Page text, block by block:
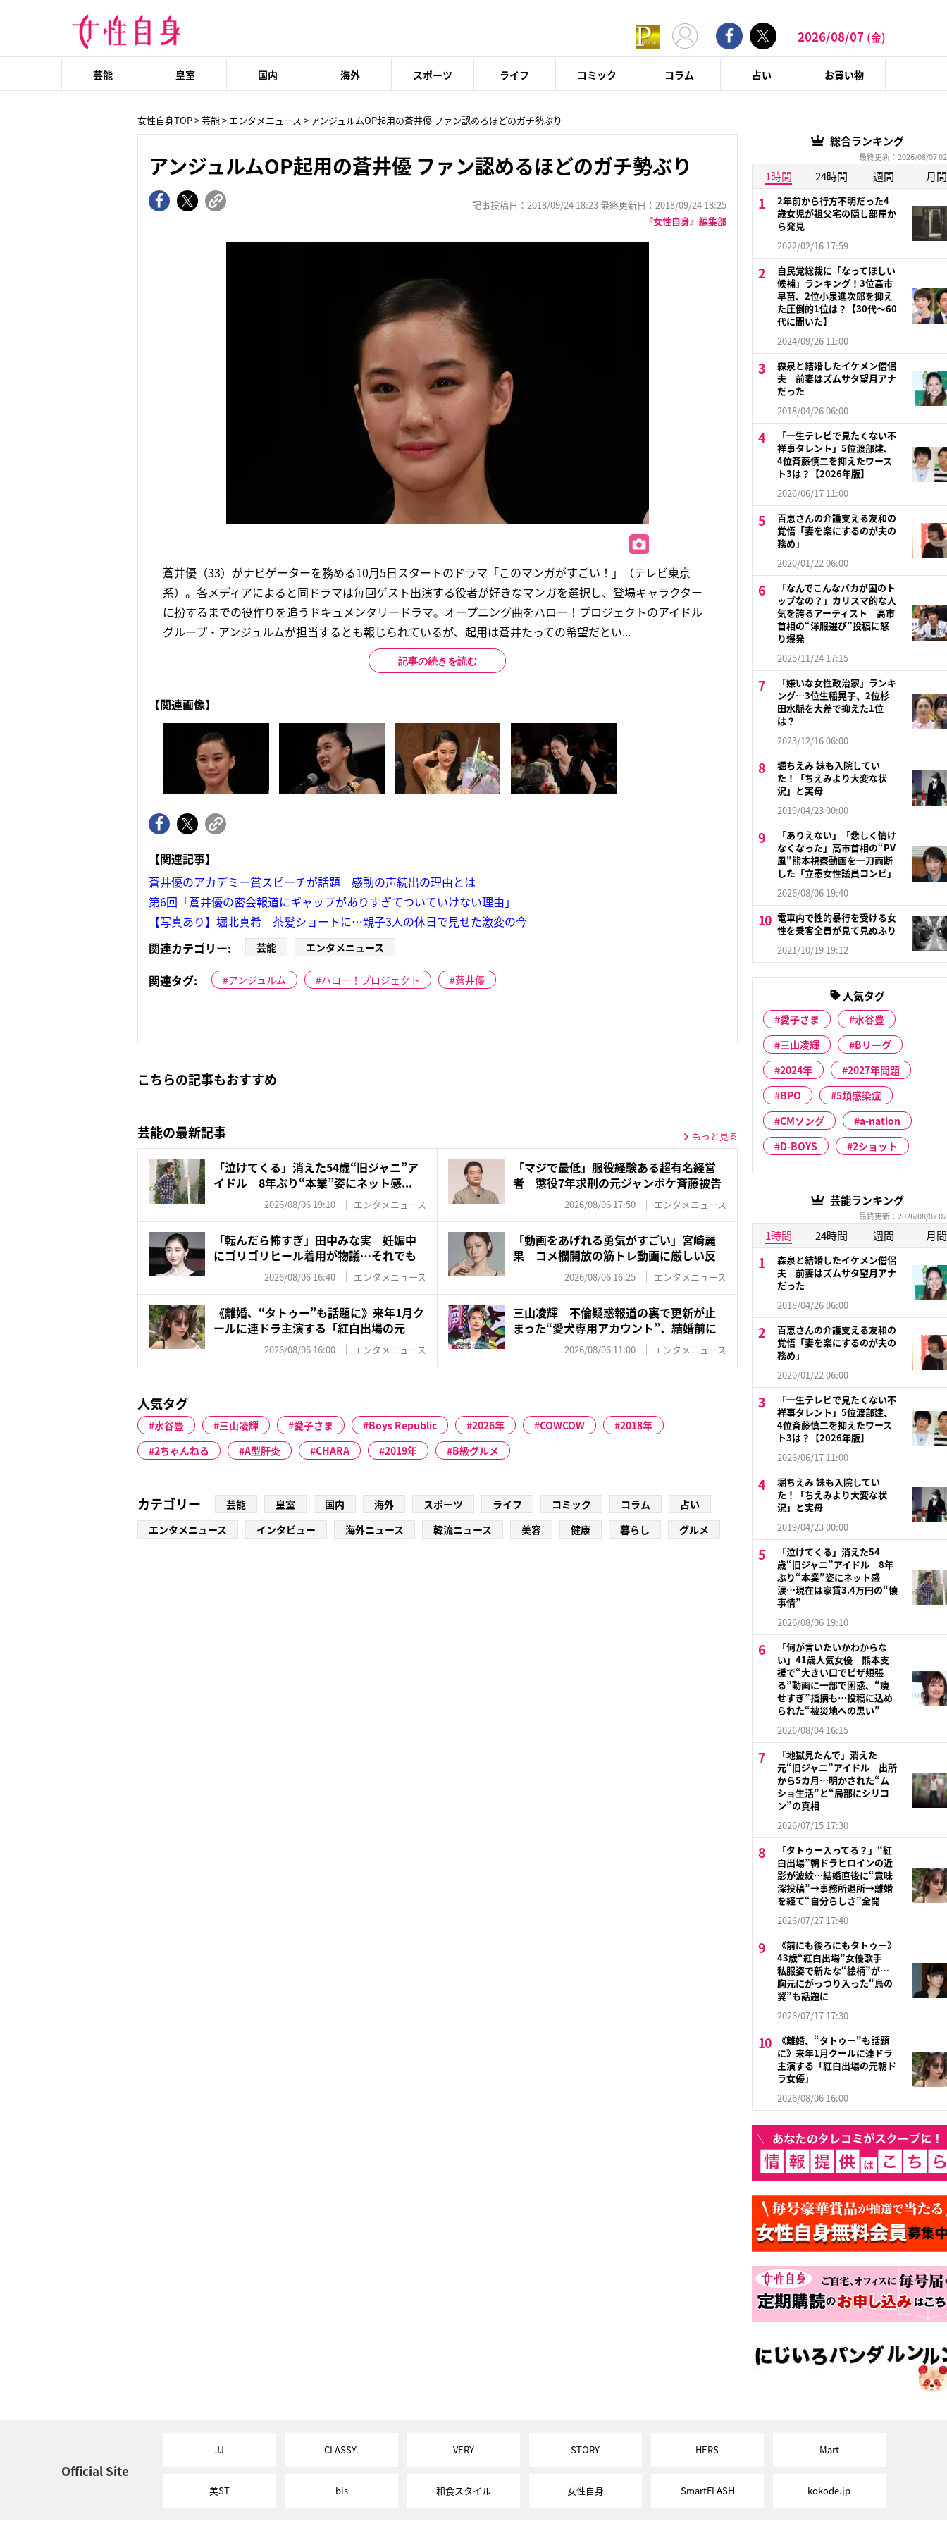
2026/08/07 (金)
芸能 皇室 国内 海外 スポーツ ライフ コミック コラム 占い お買い物
女性自身TOP>芸能> エンタメニュース > アンジュルムOP起用の蒼井優 ファン認めるほどのガチ勢ぶり
アンジュルムOP起用の蒼井優 ファン認めるほどのガチ勢ぶり
記事投稿日：2018/09/24 18:23 最終更新日：2018/09/24 18:25
『女性自身』編集部
蒼井優（33）がナビゲーターを務める10月5日スタートのドラマ「このマンガがすごい！」（テレビ東京
系）。各メディアによると同ドラマは毎回ゲスト出演する役者が好きなマンガを選択し、登場キャラクター
に扮するまでの役作りを追うドキュメンタリードラマ。オープニング曲をハロー！プロジェクトのアイドル
グループ・アンジュルムが担当するとも報じられているが、起用は蒼井たっての希望だとい...
記事の続きを読む
【関連画像】
【関連記事】
蒼井優のアカデミー賞スピーチが話題 感動の声続出の理由とは
第6回「蒼井優の密会報道にギャップがありすぎてついていけない理由」
【写真あり】堀北真希 茶髪ショートに…親子3人の休日で見せた激変の今
関連カテゴリー:
芸能 エンタメニュース
関連タグ: アンジュルム ハロー！プロジェクト 蒼井優
こちらの記事もおすすめ
芸能の最新記事 もっと見る
「泣けてくる」消えた54歳“旧ジャニ”ア
イドル 8年ぶり“本業”姿にネット感...
2026/08/06 19:10 エンタメニュース
「マジで最低」服役経験ある超有名経営
者 懲役7年求刑の元ジャンポケ斉藤被告
2026/08/06 17:50 エンタメニュース
「転んだら怖すぎ」田中みな実 妊娠中
にゴリゴリヒール着用が物議…それでも
2026/08/06 16:40 エンタメニュース
「動画をあげれる勇気がすごい」宮崎麗
果 コメ欄開放の筋トレ動画に厳しい反
2026/08/06 16:25 エンタメニュース
《離婚、“タトゥー”も話題に》来年1月ク
ールに連ドラ主演する「紅白出場の元
2026/08/06 16:00 エンタメニュース
三山凌輝 不倫疑惑報道の裏で更新が止
まった“愛犬専用アカウント”、結婚前に
2026/08/06 11:00 エンタメニュース
人気タグ
水谷豊 三山凌輝 愛子さま Boys Republic 2026年 COWCOW
2018年
2ちゃんねる
A型肝炎 CHARA 2019年 B級グルメ
カテゴリー 芸能 皇室 国内 海外 スポーツ ライフ コミック コラム
占い
エンタメニュース
インタビュー 海外ニュース 韓流ニュース 美容 健康 暮らし グルメ
総合ランキング
最終更新：2026/08/07
1時間 24時間 週間 月間
2年前から行方不明だった4
歳女児が祖父宅の隠し部屋か
ら発見
2022/02/16 17:59
自民党総裁に「なってほしい
候補」ランキング！3位高市
早苗、2位小泉進次郎を抑え
た圧倒的1位は？【30代〜60
代に聞いた】
2024/09/26 11:00
森泉と結婚したイケメン僧侶
夫 前妻はズムサタ望月アナ
だった
2018/04/26 06:00
「一生テレビで見たくない不
祥事タレント」5位渡部建、
4位斉藤慎二を抑えたワース
ト3は？【2026年版】
2026/06/17 11:00
百恵さんの介護支える友和の
覚悟「妻を楽にするのが夫の
務め」
2020/01/22 06:00
「なんでこんなバカが国のト
ップなの？」カリスマ的な人
気を誇るアーティスト 高市
首相の“洋服選び”投稿に怒
り爆発
2025/11/24 17:15
「嫌いな女性政治家」ランキ
ング…3位生稲晃子、2位杉
田水脈を大差で抑えた1位
は？
2023/12/16 06:00
堀ちえみ 妹も入院してい
た！「ちえみより大変な状
況」と実母
2019/04/23 00:00
「ありえない」「悲しく情け
なくなった」高市首相の“PV
風”熊本視察動画を一刀両断
した「立憲女性議員コンビ」
2026/08/06 19:40
電車内で性的暴行を受ける女
性を乗客全員が見て見ぬふり
2021/10/19 19:12
人気タグ
愛子さま
水谷豊
三山凌輝
Bリーグ
2024年
2027年問題
BPO
5類感染症
CMソング
a-nation
D-BOYS
2ショット
芸能ランキング
最終更新：2026/08/07
1時間 24時間 週間 月間
森泉と結婚したイケメン僧侶
夫 前妻はズムサタ望月アナ
だった
2018/04/26 06:00
百恵さんの介護支える友和の
覚悟「妻を楽にするのが夫の
務め」
2020/01/22 06:00
「一生テレビで見たくない不
祥事タレント」5位渡部建、
4位斉藤慎二を抑えたワース
ト3は？【2026年版】
2026/06/17 11:00
堀ちえみ 妹も入院してい
た！「ちえみより大変な状
況」と実母
2019/04/23 00:00
「泣けてくる」消えた54
歳“旧ジャニ”アイドル 8年
ぶり“本業”姿にネット感
涙…現在は家賃3.4万円の“懐
事情”
2026/08/06 19:10
「何が言いたいかわからな
い」41歳人気女優 熊本支
援で“大きい口でピザ頬張
る”動画に一部で困惑、“痩
せすぎ”指摘も…投稿に込め
られた“被災地への思い”
2026/08/04 16:15
「地獄見たんで」消えた
元“旧ジャニ”アイドル 出所
から5カ月…明かされた“ム
ショ生活”と“局部にシリコ
ン”の真相
2026/07/15 17:30
「タトゥー入ってる？」“紅
白出場”朝ドラヒロインの近
影が波紋…結婚直後に“意味
深投稿”→事務所退所→離婚
を経て“自分らしさ”全開
2026/07/27 17:40
《前にも後ろにもタトゥー》
43歳“紅白出場”女優歌手
私服姿で新たな“絵柄”が…
胸元にがっつり入った“鳥の
翼”も話題に
2026/07/17 17:30
《離婚、“タトゥー”も話題
に》来年1月クールに連ドラ
主演する「紅白出場の元朝ド
ラ女優」
2026/08/06 16:00
Official Site
JJ CLASSY. VERY STORY HERS Mart
美ST bis 和食スタイル 女性自身 SmartFLASH kokode.jp